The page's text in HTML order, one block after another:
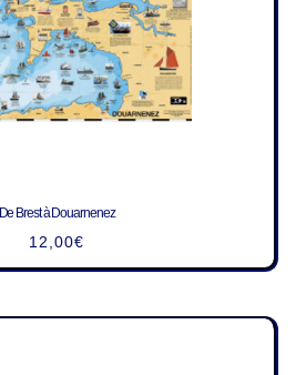
De Brest à Douarnenez
12,00€